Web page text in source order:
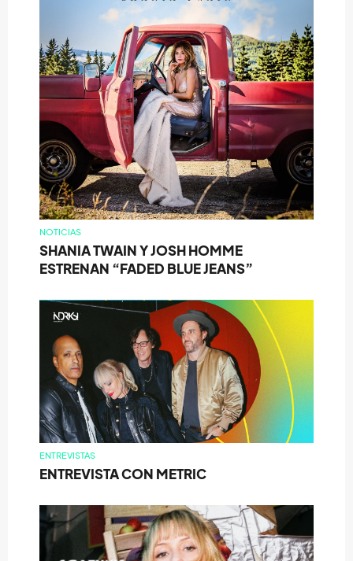
NOTICIAS
SHANIA TWAIN Y JOSH HOMME
ESTRENAN “FADED BLUE JEANS”
ENTREVISTAS
ENTREVISTA CON METRIC